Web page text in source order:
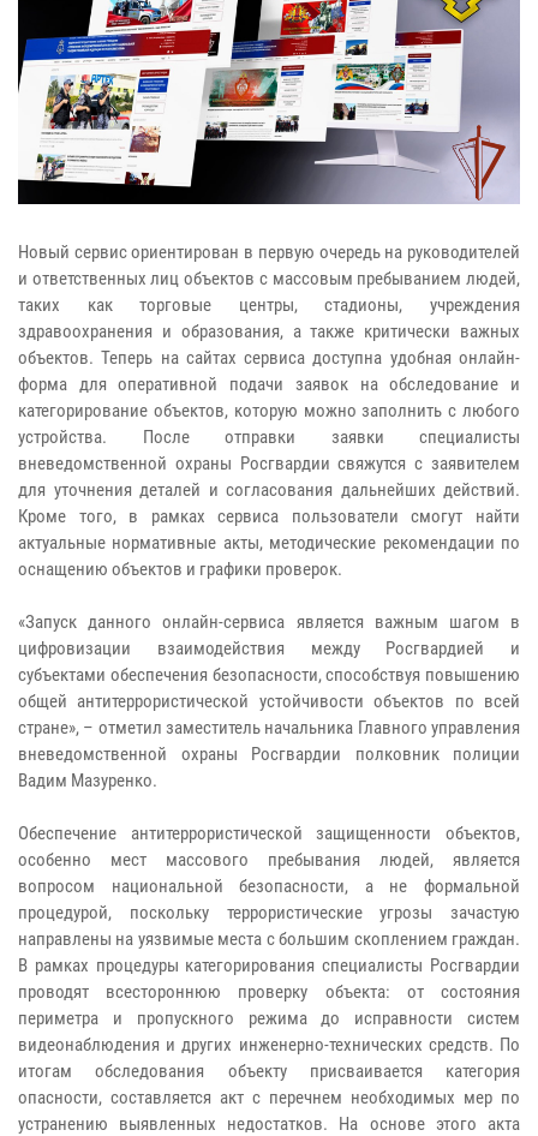
Новый сервис ориентирован в первую очередь на руководителей
и ответственных лиц объектов c массовым пребыванием людей,
таких как торговые центры, стадионы, учреждения
здравоохранения и образования, а также критически важных
объектов. Теперь на сайтах сервиса доступна удобная онлайн-
форма для оперативной подачи заявок на обследование и
категорирование объектов, которую можно заполнить с любого
устройства. После отправки заявки специалисты
вневедомственной охраны Росгвардии свяжутся с заявителем
для уточнения деталей и согласования дальнейших действий.
Кроме того, в рамках сервиса пользователи смогут найти
актуальные нормативные акты, методические рекомендации по
оснащению объектов и графики проверок.
«Запуск данного онлайн-сервиса является важным шагом в
цифровизации взаимодействия между Росгвардией и
субъектами обеспечения безопасности, способствуя повышению
общей антитеррористической устойчивости объектов по всей
стране», – отметил заместитель начальника Главного управления
вневедомственной охраны Росгвардии полковник полиции
Вадим Мазуренко.
Обеспечение антитеррористической защищенности объектов,
особенно мест массового пребывания людей, является
вопросом национальной безопасности, а не формальной
процедурой, поскольку террористические угрозы зачастую
направлены на уязвимые места с большим скоплением граждан.
В рамках процедуры категорирования специалисты Росгвардии
проводят всестороннюю проверку объекта: от состояния
периметра и пропускного режима до исправности систем
видеонаблюдения и других инженерно-технических средств. По
итогам обследования объекту присваивается категория
опасности, составляется акт с перечнем необходимых мер по
устранению выявленных недостатков. На основе этого акта